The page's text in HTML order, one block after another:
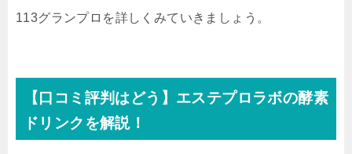
113グランプロを詳しくみていきましょう。
【口コミ評判はどう】エステプロラボの酵素
ドリンクを解説！